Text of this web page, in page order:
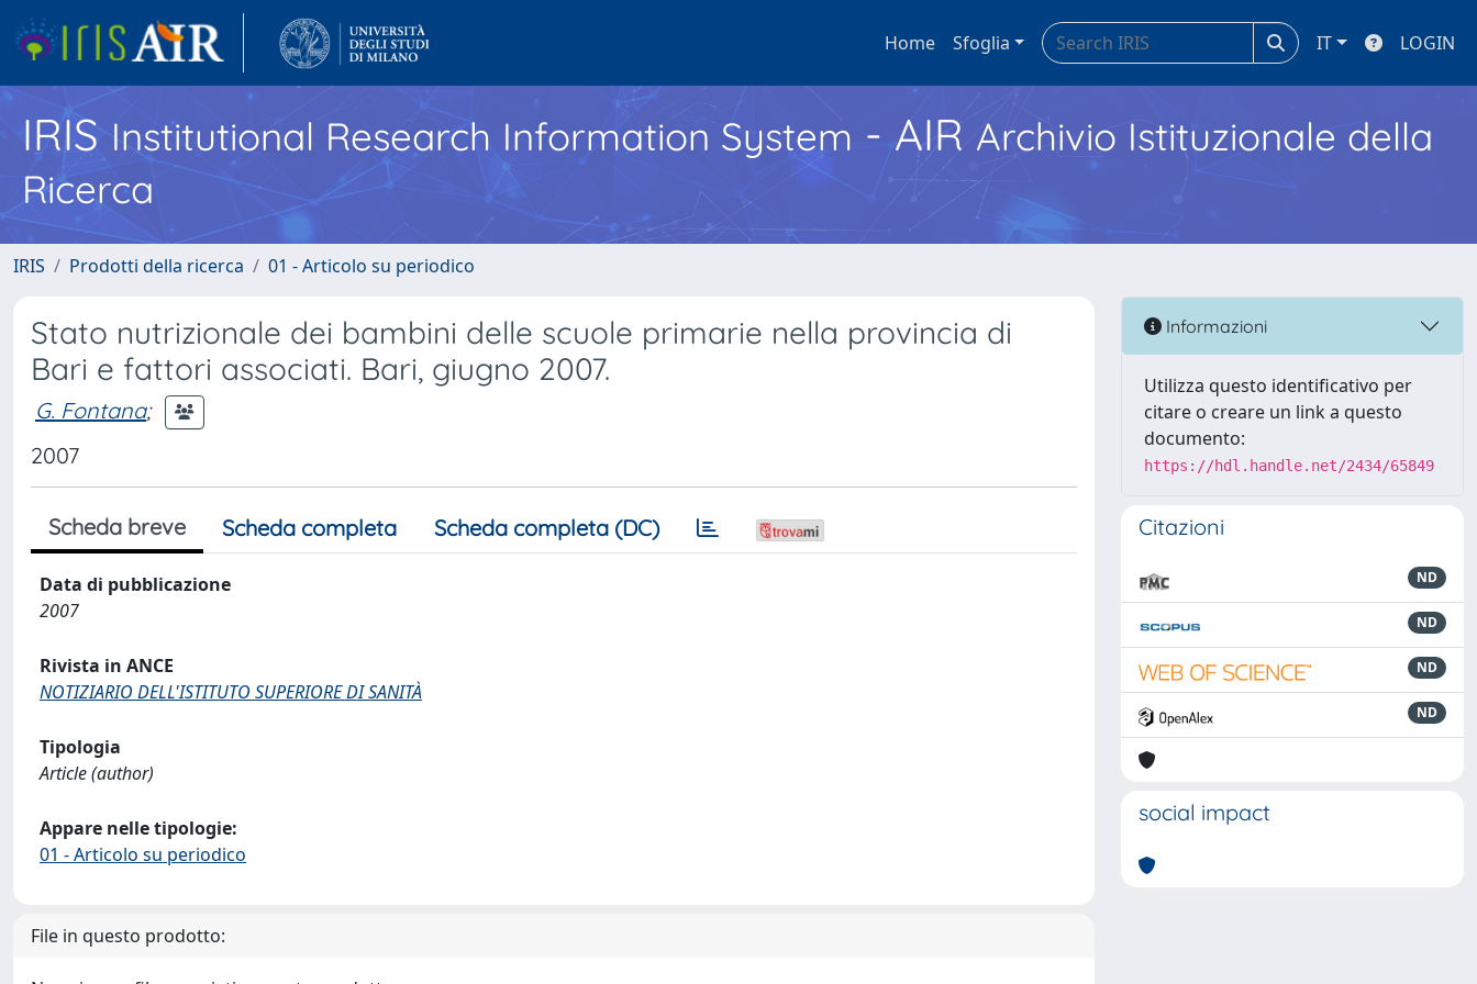
Home Sfoglia IT LOGIN
IRISInstitutional Research Information System - AIR Archivio Istituzionale della
Ricerca
IRIS Prodotti della ricerca 01 - Articolo su periodico
Stato nutrizionale dei bambini delle scuole primarie nella provincia di
Bari e fattori associati. Bari, giugno 2007.
G. Fontana;
2007
Scheda breve Scheda completa Scheda completa (DC)
Data di pubblicazione
2007
Rivista in ANCE
NOTIZIARIO DELL'ISTITUTO SUPERIORE DI SANITÀ
Tipologia
Article (author)
Appare nelle tipologie:
01 - Articolo su periodico
File in questo prodotto:
Informazioni
Utilizza questo identificativo per
citare o creare un link a questo
documento:
https://hdl.handle.net/2434/65849
Citazioni
ND
ND
ND
ND
social impact